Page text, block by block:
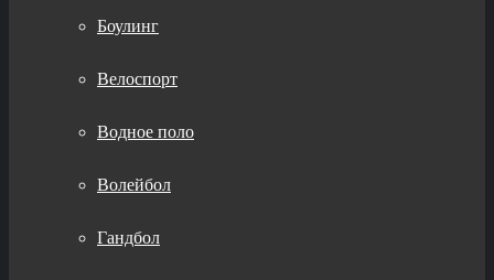
Боулинг
Велоспорт
Водное поло
Волейбол
Гандбол